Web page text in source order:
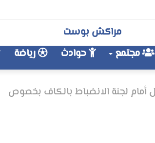
مراكش بوست
مجتمع حوادث رياضة
أمام لجنة الانضباط بالكاف بخصوص